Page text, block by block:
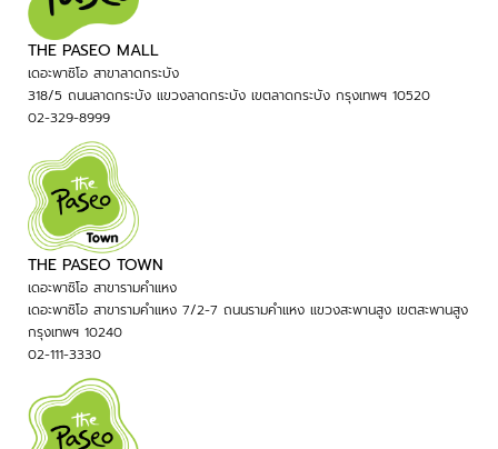
THE PASEO MALL
เดอะพาซิโอ สาขาลาดกระบัง
318/5 ถนนลาดกระบัง แขวงลาดกระบัง เขตลาดกระบัง กรุงเทพฯ 10520
02-329-8999
THE PASEO TOWN
เดอะพาซิโอ สาขารามคำแหง
เดอะพาซิโอ สาขารามคำแหง 7/2-7 ถนนรามคำแหง แขวงสะพานสูง เขตสะพานสูง
กรุงเทพฯ 10240
02-111-3330